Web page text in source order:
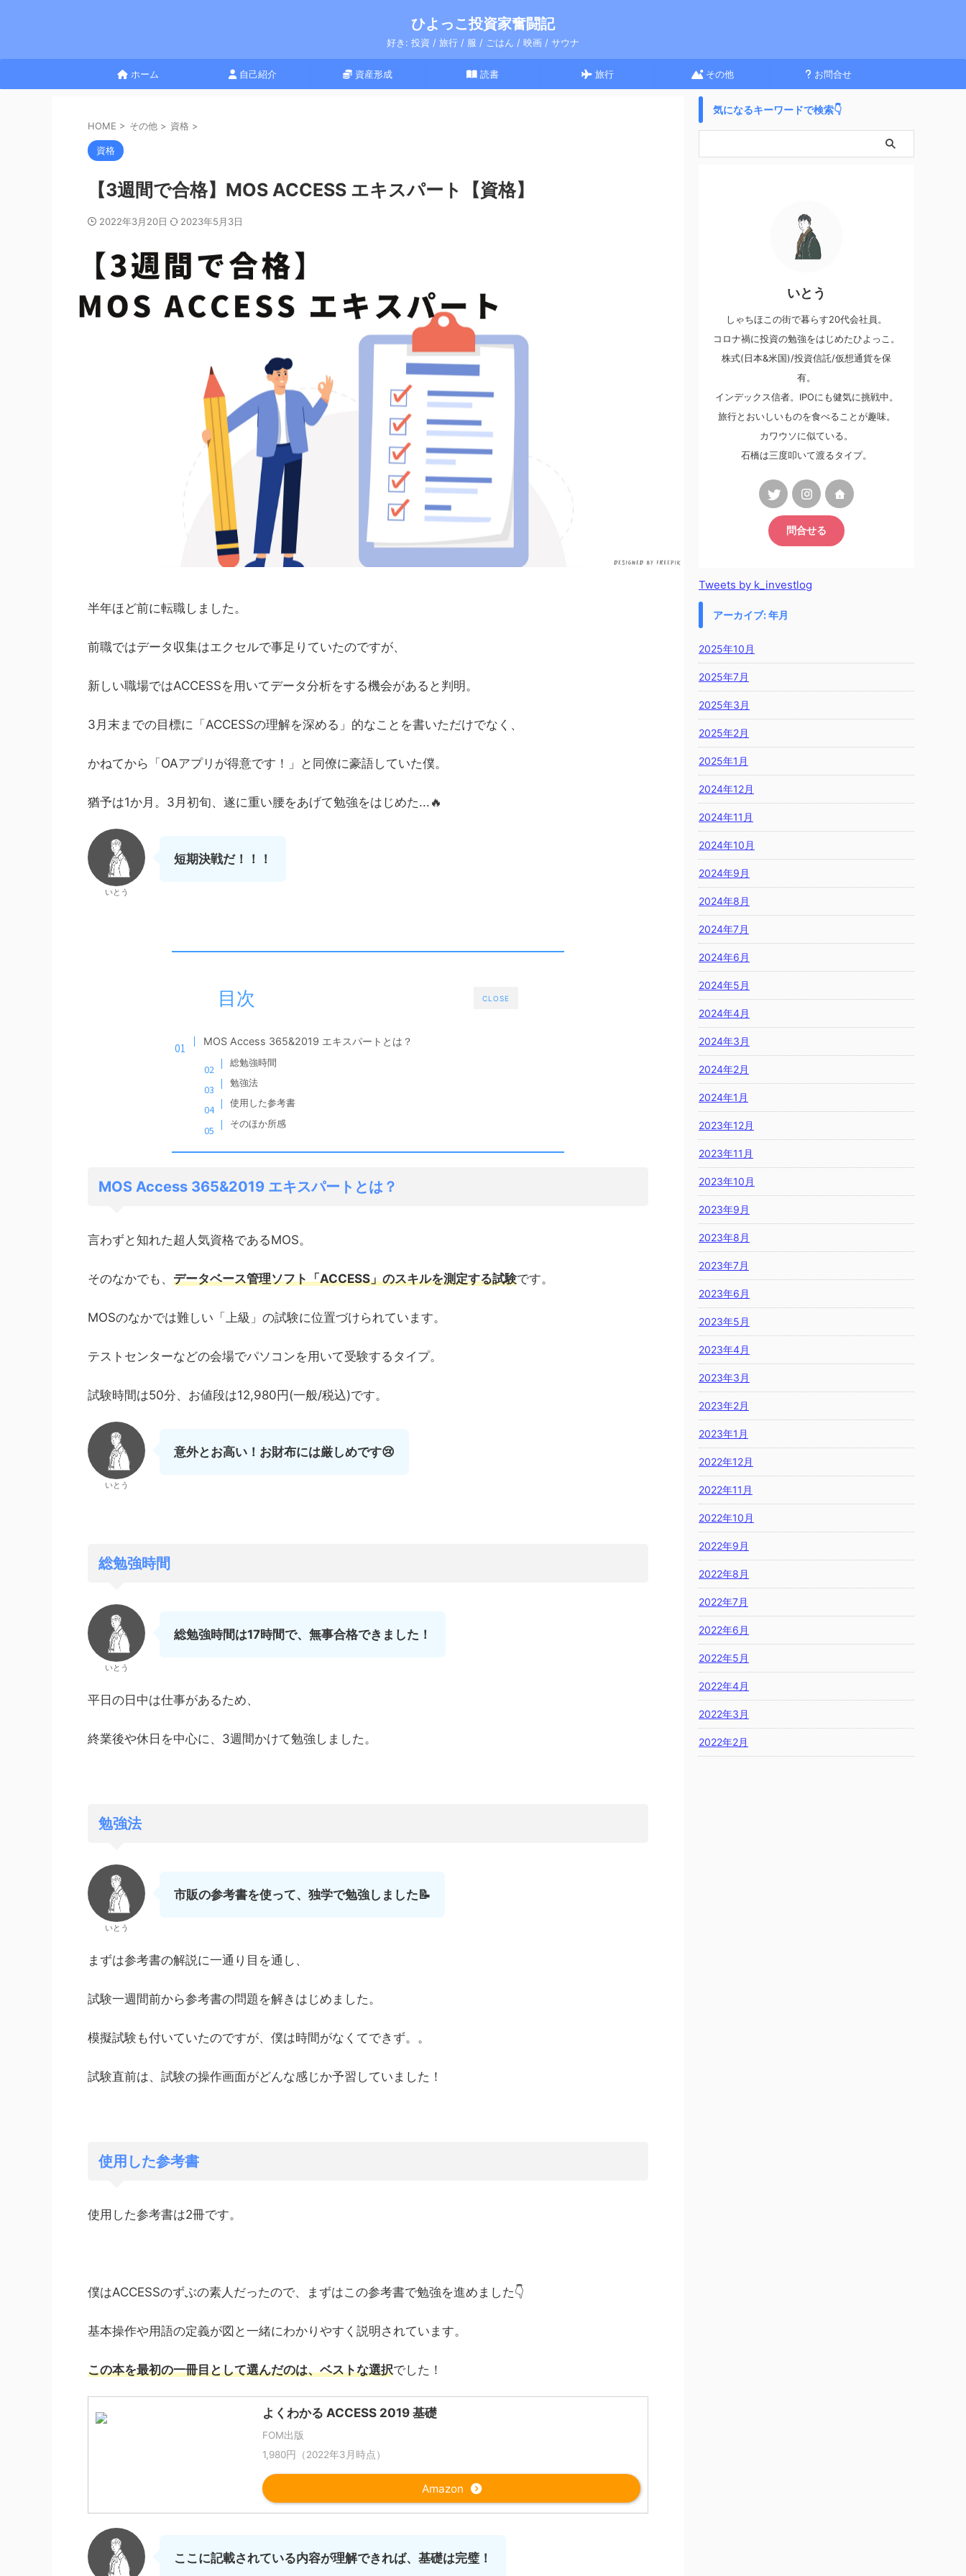
ひよっこ投資家奮闘記
好き: 投資 / 旅行 / 服 / ごはん / 映画 / サウナ
ホーム 自己紹介 資産形成 読書 旅行 その他 お問合せ
HOME > その他 > 資格 >
資格
【3週間で合格】MOS ACCESS エキスパート【資格】
2022年3月20日 2023年5月3日
半年ほど前に転職しました。
前職ではデータ収集はエクセルで事足りていたのですが、
新しい職場ではACCESSを用いてデータ分析をする機会があると判明。
3月末までの目標に「ACCESSの理解を深める」的なことを書いただけでなく、
かねてから「OAアプリが得意です！」と同僚に豪語していた僕。
猶予は1か月。3月初旬、遂に重い腰をあげて勉強をはじめた...🔥
いとう
短期決戦だ！！！
CLOSE
目次
MOS Access 365&2019 エキスパートとは？
総勉強時間
勉強法
使用した参考書
そのほか所感
MOS Access 365&2019 エキスパートとは？
言わずと知れた超人気資格であるMOS。
そのなかでも、 データベース管理ソフト「ACCESS」のスキルを測定する試験です。
MOSのなかでは難しい「上級」の試験に位置づけられています。
テストセンターなどの会場でパソコンを用いて受験するタイプ。
試験時間は50分、お値段は12,980円(一般/税込)です。
いとう
意外とお高い！お財布には厳しめです😢
総勉強時間
いとう
総勉強時間は17時間で、無事合格できました！
平日の日中は仕事があるため、
終業後や休日を中心に、3週間かけて勉強しました。
勉強法
いとう
市販の参考書を使って、独学で勉強しました📝
まずは参考書の解説に一通り目を通し、
試験一週間前から参考書の問題を解きはじめました。
模擬試験も付いていたのですが、僕は時間がなくてできず。。
試験直前は、試験の操作画面がどんな感じか予習していました！
使用した参考書
使用した参考書は2冊です。
僕はACCESSのずぶの素人だったので、まずはこの参考書で勉強を進めました👇
基本操作や用語の定義が図と一緒にわかりやすく説明されています。
この本を最初の一冊目として選んだのは、ベストな選択でした！
よくわかる ACCESS 2019 基礎
FOM出版
1,980円（2022年3月時点）
Amazon
ここに記載されている内容が理解できれば、基礎は完璧！
気になるキーワードで検索👇
いとう
しゃちほこの街で暮らす20代会社員。
コロナ禍に投資の勉強をはじめたひよっこ。
株式(日本&米国)/投資信託/仮想通貨を保
有。
インデックス信者。IPOにも健気に挑戦中。
旅行とおいしいものを食べることが趣味。
カワウソに似ている。
石橋は三度叩いて渡るタイプ。
問合せる
Tweets by k_investlog
アーカイブ: 年月
2025年10月
2025年7月
2025年3月
2025年2月
2025年1月
2024年12月
2024年11月
2024年10月
2024年9月
2024年8月
2024年7月
2024年6月
2024年5月
2024年4月
2024年3月
2024年2月
2024年1月
2023年12月
2023年11月
2023年10月
2023年9月
2023年8月
2023年7月
2023年6月
2023年5月
2023年4月
2023年3月
2023年2月
2023年1月
2022年12月
2022年11月
2022年10月
2022年9月
2022年8月
2022年7月
2022年6月
2022年5月
2022年4月
2022年3月
2022年2月